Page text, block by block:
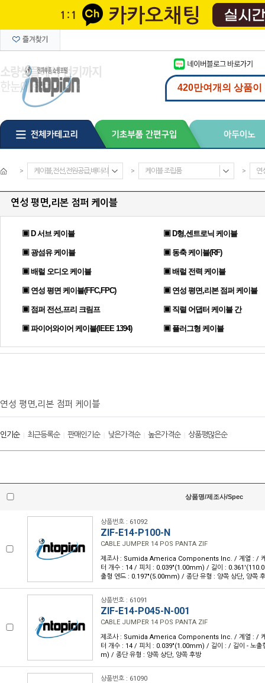
> 케이블,전선,전원공급,배터리 > 케이블 조립품 > 연
연성 평면,리본 점퍼 케이블
▣ D 서브 케이블 ▣ D형,센트로닉 케이블
▣ 광섬유 케이블 ▣ 동축 케이블(RF)
▣ 배럴 오디오 케이블 ▣ 배럴 전력 케이블
▣ 연성 평면 케이블(FFC,FPC) ▣ 연성 평면,리본 점퍼 케이블
▣ 점퍼 전선,프리 크림프 ▣ 직렬 어댑터 케이블 간
▣ 파이어와이어 케이블(IEEE 1394) ▣ 플러그형 케이블
연성 평면,리본 점퍼 케이블
인기순| 최근등록순| 판매인기순| 낮은가격순| 높은가격순| 상품평많은순
상품명/제조사/Spec
상품번호 : 61092
ZIF-E14-P100-N
CABLE JUMPER 14 POS PANTA ZIF
제조사 : Sumida America Components Inc. / 계열 : / 케
터 개수 : 14 / 피치 : 0.039"(1.00mm) / 길이 :
출형 엔드 : 0.197"(5.00mm) / 종단 유형 : 양쪽 상단, 양쪽
상품번호 : 61091
ZIF-E14-P045-N-001
CABLE JUMPER 14 POS PANTA ZIF
제조사 : Sumida America Components Inc. / 계열 : / 케
터 개수 : 14 / 피치 : 0.039"(1.00mm) / 길이 : / 길이 - 노출
m) / 종단 유형 : 양쪽 상단, 양쪽 후방
상품번호 : 61090